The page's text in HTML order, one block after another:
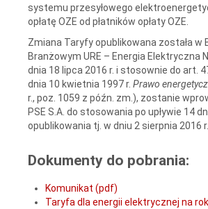
systemu przesyłowego
opłatę OZE od płatników opłaty OZE.
Zmiana Taryfy opublikowana została w
Branżowym URE – Energia Elektryczna
dnia 18 lipca 2016 r. i stosownie do art.
dnia 10 kwietnia 1997 r. Prawo
r., poz. 1059 z późn. zm.), zostanie
PSE S.A. do stosowania po upływie 14
opublikowania tj. w dniu 2 sierpnia 2016 r.
Dokumenty do pobrania:
Komunikat (pdf)
Taryfa dla energii elektrycznej na